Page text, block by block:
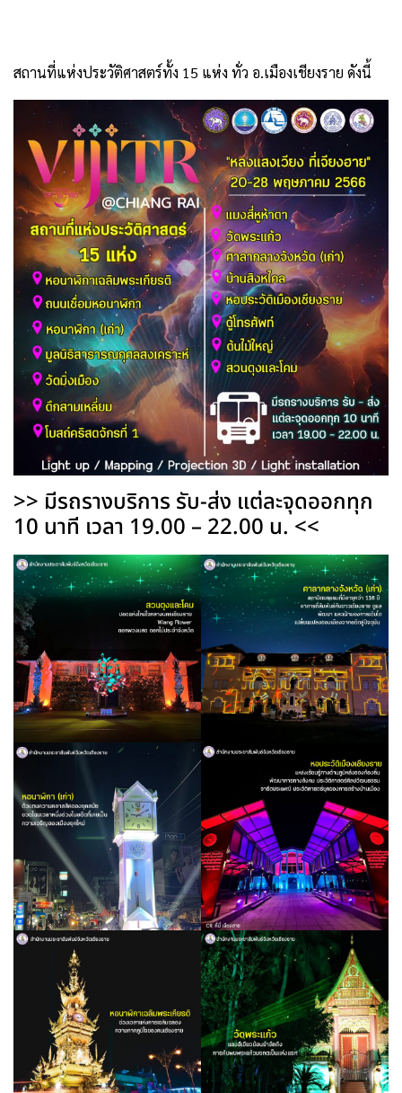
สถานที่แห่งประวัติศาสตร์ทั้ง 15 แห่ง ทั่ว อ.เมืองเชียงราย ดังนี้
>> มีรถรางบริการ รับ-ส่ง แต่ละจุดออกทุก
10 นาที เวลา 19.00 – 22.00 น. <<